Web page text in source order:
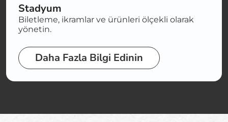
Stadyum
Biletleme, ikramlar ve ürünleri ölçekli olarak
yönetin.
Daha Fazla Bilgi Edinin